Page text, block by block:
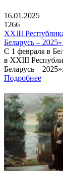
16.01.2025
1266
XXIII
Беларусь –
С 1 февраля в
в XXIII
Беларусь –
Подробнее